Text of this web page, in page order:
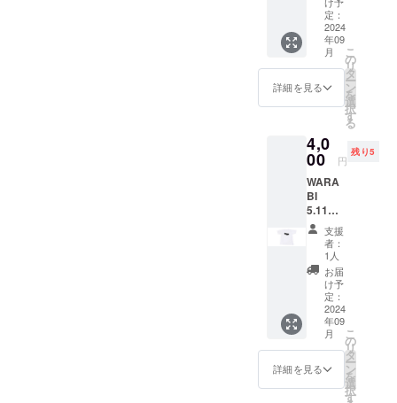
いま
す。 わ
らび
ちゃん
プレー
ン 名
まざけ
内容
量：
180ｇ
保存方
法：直
や高温
多湿避
けて保
存 賞味
期限：
商品発
送時点
で90日
以上の
ものを
お届け
いたし
ます。
わらび
ちゃん
のあま
ざけ
2023年
度
HI
Selecti
on」
「埼玉
県新商
品
AWARD
」に入
賞して
いま
す。 わ
らび
ちゃん
のあま
ン 名
称：あ
バー
ジョン
です。
現在、
ブルー
の直実
はこち
では入
手でき
品で
す。 原
料米は
埼玉県
産のさ
け武
蔵、
ちょっ
と甘口
のお酒
です。
直実
醸造 品
目：清
を使用
してい
ます。
友人で
もある
蓮田の
ぼで
は、山
草を食
べて手
伝って
くれて
いま
す。レ
ンゲや
もみ
殻、稲
藁、ハ
サガケ
用の
して山
羊の排
品の色
付けに
紅こう
じを使
用して
いま
料、香
料を加
えず、
砂糖や
酒粕を
使用し
ていな
い麹の
あまざ
けで
す。 ノ
ンアル
コール
のた
め、お
子様か
らお年
送料込
み お
よび
オリジ
ナル
シー
ル・お
礼状・
ホーム
ページ
へのお
名前掲
載・お
まけ
（埼玉
県産
狭山
茶 宇
治抹茶
入り玄
米茶
aburabi
オリジ
ナルブ
レン
定：
2024
年09
月
詳細を見る
こ
の
リ
タ
ー
ン
を
選
択
す
る
4,0
00 円
残り5
WARA
BI
5.11
㎢ オ
リジナ
ルTシャ
ツ M
サイ
ズ 送
料込
み お
よび
オリジ
ナル
シー
ル・お
支援
者：
1人
お届
け予
定：
2024
年09
月
詳細を見る
こ
の
リ
タ
ー
ン
を
選
択
す